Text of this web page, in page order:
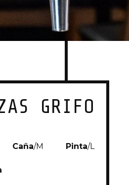
GRIFO
Caña/M Pinta/L